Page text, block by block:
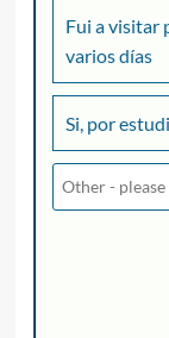
Fui a visitar
varios días
Si, por